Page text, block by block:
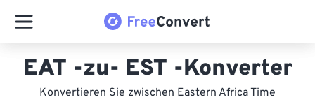
EAT -zu- EST -Konverter
Konvertieren Sie zwischen Eastern Africa Time